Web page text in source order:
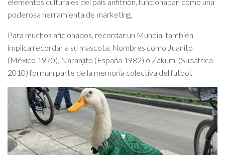
poderosa herramienta de marketing.
Para muchos aficionados, recordar un Mundial también
implica recordar a su mascota. Nombres como Juanito
(México 1970), Naranjito (España 1982) o Zakumi (Sudáfrica
2010) forman parte de la memoria colectiva del futbol.